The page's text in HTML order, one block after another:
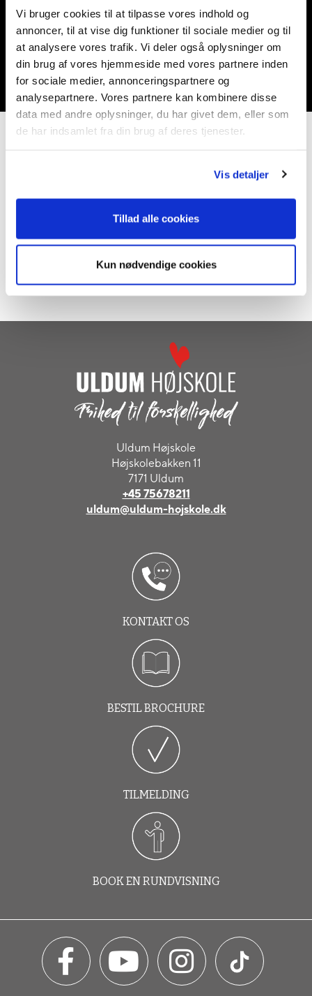
Vi bruger cookies til at tilpasse vores indhold og
annoncer, til at vise dig funktioner til sociale medier og til
at analysere vores trafik. Vi deler også oplysninger om
din brug af vores hjemmeside med vores partnere inden
for sociale medier, annonceringspartnere og
analysepartnere. Vores partnere kan kombinere disse
data med andre oplysninger, du har givet dem, eller som
de har indsamlet fra din brug af deres tjenester.
Vis detaljer
Tillad alle cookies
Kun nødvendige cookies
Baggrund
Cand. mag i nordisk sprog og litteratur og
religionsvidenskab.
Dansk som andetsprog
Litteratur
Religion
Skriveværksted
Oplæsning og litteratur
Uldum Højskole
Højskolebakken 11
7171 Uldum
+45 75678211
uldum@uldum-hojskole.dk
KONTAKT OS
BESTIL BROCHURE
TILMELDING
BOOK EN RUNDVISNING